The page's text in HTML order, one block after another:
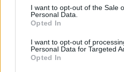
services and may gather and
not limited to your visit or usage
grant or deny consent to Google
consent section.
I want to opt-out of the Sale
Personal Data.
Opted In
I want to opt-out of
Personal Data for Targeted
Opted In
Investieren24